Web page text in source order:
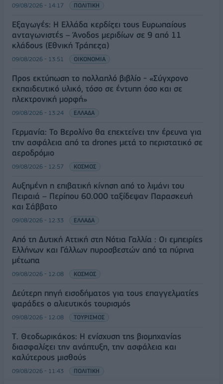
09/08/2026 - 14:17 ΠΟΛΙΤΙΚΗ
Εξαγωγές: Η Ελλάδα κερδίζει τους Ευρωπαίους
ανταγωνιστές – Άνοδος μεριδίων σε 9 από 11
κλάδους (Εθνική Τράπεζα)
09/08/2026 - 13:51 ΟΙΚΟΝΟΜΙΑ
Προς εκτύπωση το πολλαπλό βιβλίο - «Σύγχρονο
εκπαιδευτικό υλικό, τόσο σε έντυπη όσο και σε
ηλεκτρονική μορφή»
09/08/2026 - 13:24 ΕΛΛΑΔΑ
Γερμανία: Το Βερολίνο θα επεκτείνει την έρευνα για
την ασφάλεια από τα drones μετά το περιστατικό σε
αεροδρόμιο
09/08/2026 - 12:57 ΚΟΣΜΟΣ
Αυξημένη η επιβατική κίνηση από το λιμάνι του
Πειραιά – Περίπου 60.000 ταξίδεψαν Παρασκευή
και Σάββατο
09/08/2026 - 12:33 ΕΛΛΑΔΑ
Από τη Δυτική Αττική στη Νότια Γαλλία : Οι εμπειρίες
Ελλήνων και Γάλλων πυροσβεστών από τα πύρινα
μέτωπα
09/08/2026 - 12:08 ΚΟΣΜΟΣ
Δεύτερη πηγή εισοδήματος για τους επαγγελματίες
ψαράδες ο αλιευτικός τουρισμός
09/08/2026 - 12:08 ΤΟΥΡΙΣΜΟΣ
Τ. Θεοδωρικάκος: Η ενίσχυση της βιομηχανίας
διασφαλίζει την ανάπτυξη, την ασφάλεια και
καλύτερους μισθούς
09/08/2026 - 11:43 ΠΟΛΙΤΙΚΗ